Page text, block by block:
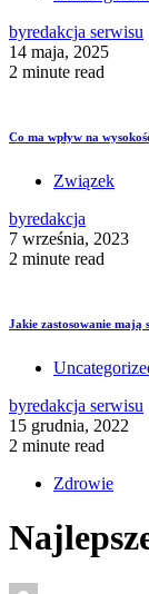
byredakcja serwisu
14 maja, 2025
2 minute read
Co ma wpływ na
Związek
byredakcja
7 września, 2023
2 minute read
Jakie zastosowanie mają
byredakcja serwisu
15 grudnia, 2022
2 minute read
Zdrowie